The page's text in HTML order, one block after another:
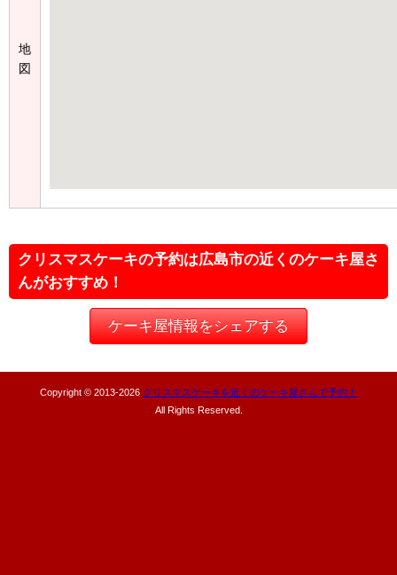
地
図
クリスマスケーキの予約は広島市の近くのケーキ屋さ
んがおすすめ！
ケーキ屋情報をシェアする
Copyright © 2013-2026 クリスマスケーキを近くのケーキ屋さんで予約！
All Rights Reserved.